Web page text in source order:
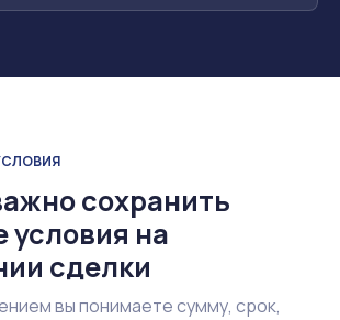
сохранить
условия на
сделки
вы понимаете сумму, срок,